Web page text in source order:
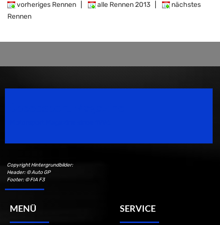
vorheriges Rennen alle Rennen 2013
nächstes
Rennen
Copyright Hintergrundbilder:
Header: © Auto GP
Footer: © FIA F3
MENÜ SERVICE